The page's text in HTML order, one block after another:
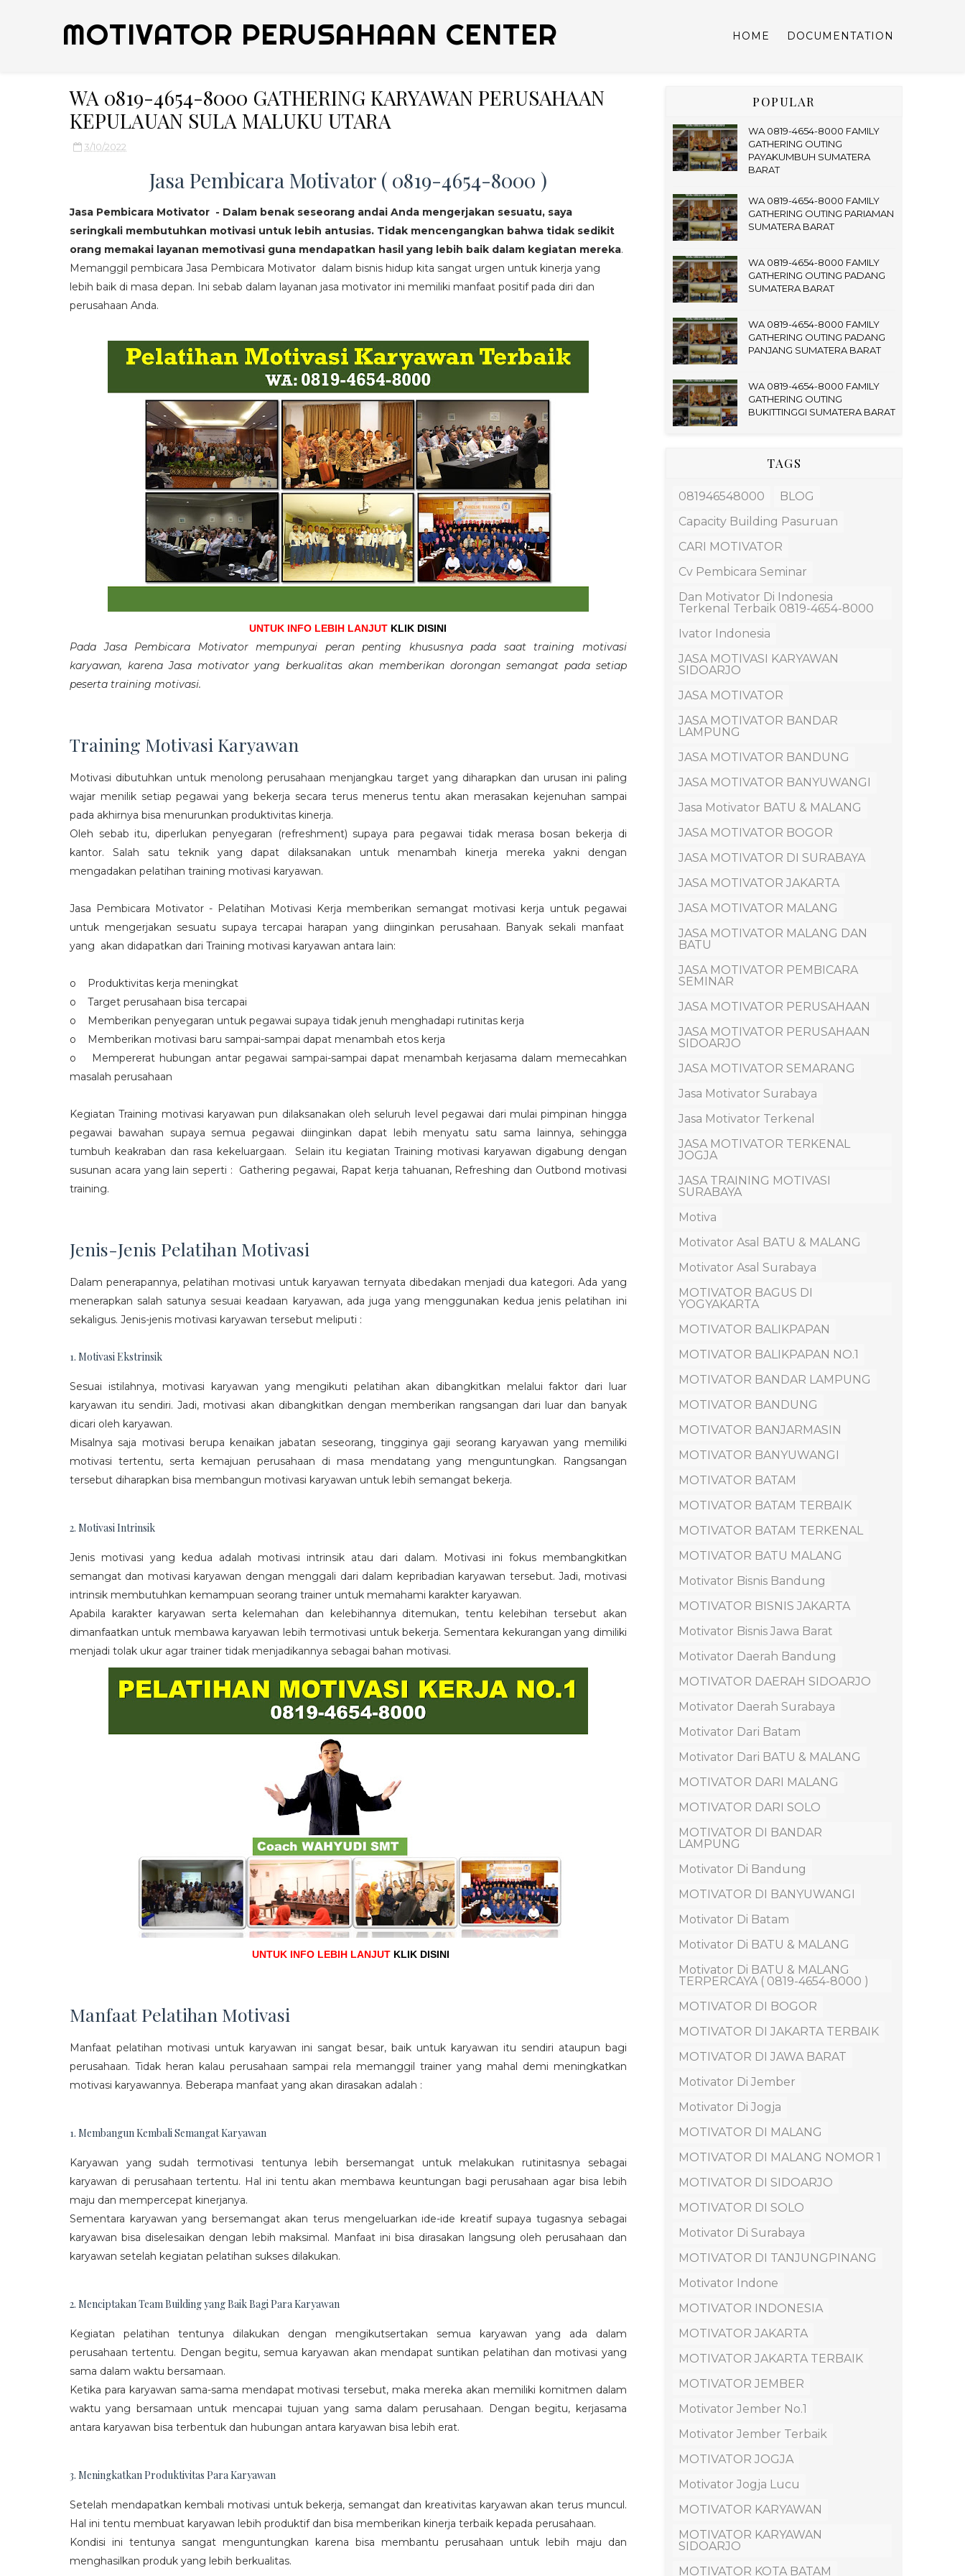
MOTIVATOR PERUSAHAAN CENTER HOME DOCUMENTATION
WA 0819-4654-8000 GATHERING KARYAWAN PERUSAHAAN
KEPULAUAN SULA MALUKU UTARA
3/10/2022
Jasa Pembicara Motivator ( 0819-4654-8000 )
Jasa Pembicara Motivator - Dalam benak seseorang andai Anda mengerjakan sesuatu, saya
seringkali membutuhkan motivasi untuk lebih antusias. Tidak mencengangkan bahwa tidak sedikit
orang memakai layanan memotivasi guna mendapatkan hasil yang lebih baik dalam kegiatan mereka.
Memanggil pembicara Jasa Pembicara Motivator dalam bisnis hidup kita sangat urgen untuk kinerja yang
lebih baik di masa depan. Ini sebab dalam layanan jasa motivator ini memiliki manfaat positif pada diri dan
perusahaan Anda.
UNTUK INFO LEBIH LANJUT KLIK DISINI
Pada Jasa Pembicara Motivator mempunyai peran penting khususnya pada saat training motivasi
karyawan, karena Jasa motivator yang berkualitas akan memberikan dorongan semangat pada setiap
peserta training motivasi.
Training Motivasi Karyawan
Motivasi dibutuhkan untuk menolong perusahaan menjangkau target yang diharapkan dan urusan ini paling
wajar menilik setiap pegawai yang bekerja secara terus menerus tentu akan merasakan kejenuhan sampai
pada akhirnya bisa menurunkan produktivitas kinerja.
Oleh sebab itu, diperlukan penyegaran (refreshment) supaya para pegawai tidak merasa bosan bekerja di
kantor. Salah satu teknik yang dapat dilaksanakan untuk menambah kinerja mereka yakni dengan
mengadakan pelatihan training motivasi karyawan.
Jasa Pembicara Motivator - Pelatihan Motivasi Kerja memberikan semangat motivasi kerja untuk pegawai
untuk mengerjakan sesuatu supaya tercapai harapan yang diinginkan perusahaan. Banyak sekali manfaat
yang akan didapatkan dari Training motivasi karyawan antara lain:
o Produktivitas kerja meningkat
o Target perusahaan bisa tercapai
o Memberikan penyegaran untuk pegawai supaya tidak jenuh menghadapi rutinitas kerja
o Memberikan motivasi baru sampai-sampai dapat menambah etos kerja
o Mempererat hubungan antar pegawai sampai-sampai dapat menambah kerjasama dalam memecahkan
masalah perusahaan
Kegiatan Training motivasi karyawan pun dilaksanakan oleh seluruh level pegawai dari mulai pimpinan hingga
pegawai bawahan supaya semua pegawai diinginkan dapat lebih menyatu satu sama lainnya, sehingga
tumbuh keakraban dan rasa kekeluargaan. Selain itu kegiatan Training motivasi karyawan digabung dengan
susunan acara yang lain seperti : Gathering pegawai, Rapat kerja tahuanan, Refreshing dan Outbond motivasi
training.
Jenis-Jenis Pelatihan Motivasi
Dalam penerapannya, pelatihan motivasi untuk karyawan ternyata dibedakan menjadi dua kategori. Ada yang
menerapkan salah satunya sesuai keadaan karyawan, ada juga yang menggunakan kedua jenis pelatihan ini
sekaligus. Jenis-jenis motivasi karyawan tersebut meliputi :
1. Motivasi Ekstrinsik
Sesuai istilahnya, motivasi karyawan yang mengikuti pelatihan akan dibangkitkan melalui faktor dari luar
karyawan itu sendiri. Jadi, motivasi akan dibangkitkan dengan memberikan rangsangan dari luar dan banyak
dicari oleh karyawan.
Misalnya saja motivasi berupa kenaikan jabatan seseorang, tingginya gaji seorang karyawan yang memiliki
motivasi tertentu, serta kemajuan perusahaan di masa mendatang yang menguntungkan. Rangsangan
tersebut diharapkan bisa membangun motivasi karyawan untuk lebih semangat bekerja.
2. Motivasi Intrinsik
Jenis motivasi yang kedua adalah motivasi intrinsik atau dari dalam. Motivasi ini fokus membangkitkan
semangat dan motivasi karyawan dengan menggali dari dalam kepribadian karyawan tersebut. Jadi, motivasi
intrinsik membutuhkan kemampuan seorang trainer untuk memahami karakter karyawan.
Apabila karakter karyawan serta kelemahan dan kelebihannya ditemukan, tentu kelebihan tersebut akan
dimanfaatkan untuk membawa karyawan lebih termotivasi untuk bekerja. Sementara kekurangan yang dimiliki
menjadi tolak ukur agar trainer tidak menjadikannya sebagai bahan motivasi.
UNTUK INFO LEBIH LANJUT KLIK DISINI
Manfaat Pelatihan Motivasi
Manfaat pelatihan motivasi untuk karyawan ini sangat besar, baik untuk karyawan itu sendiri ataupun bagi
perusahaan. Tidak heran kalau perusahaan sampai rela memanggil trainer yang mahal demi meningkatkan
motivasi karyawannya. Beberapa manfaat yang akan dirasakan adalah :
1. Membangun Kembali Semangat Karyawan
Karyawan yang sudah termotivasi tentunya lebih bersemangat untuk melakukan rutinitasnya sebagai
karyawan di perusahaan tertentu. Hal ini tentu akan membawa keuntungan bagi perusahaan agar bisa lebih
maju dan mempercepat kinerjanya.
Sementara karyawan yang bersemangat akan terus mengeluarkan ide-ide kreatif supaya tugasnya sebagai
karyawan bisa diselesaikan dengan lebih maksimal. Manfaat ini bisa dirasakan langsung oleh perusahaan dan
karyawan setelah kegiatan pelatihan sukses dilakukan.
2. Menciptakan Team Building yang Baik Bagi Para Karyawan
Kegiatan pelatihan tentunya dilakukan dengan mengikutsertakan semua karyawan yang ada dalam
perusahaan tertentu. Dengan begitu, semua karyawan akan mendapat suntikan pelatihan dan motivasi yang
sama dalam waktu bersamaan.
Ketika para karyawan sama-sama mendapat motivasi tersebut, maka mereka akan memiliki komitmen dalam
waktu yang bersamaan untuk mencapai tujuan yang sama dalam perusahaan. Dengan begitu, kerjasama
antara karyawan bisa terbentuk dan hubungan antara karyawan bisa lebih erat.
3. Meningkatkan Produktivitas Para Karyawan
Setelah mendapatkan kembali motivasi untuk bekerja, semangat dan kreativitas karyawan akan terus muncul.
Hal ini tentu membuat karyawan lebih produktif dan bisa memberikan kinerja terbaik kepada perusahaan.
Kondisi ini tentunya sangat menguntungkan karena bisa membantu perusahaan untuk lebih maju dan
menghasilkan produk yang lebih berkualitas.
POPULAR
WA 0819-4654-8000 FAMILY
GATHERING OUTING
PAYAKUMBUH SUMATERA
BARAT
WA 0819-4654-8000 FAMILY
GATHERING OUTING PARIAMAN
SUMATERA BARAT
WA 0819-4654-8000 FAMILY
GATHERING OUTING PADANG
SUMATERA BARAT
WA 0819-4654-8000 FAMILY
GATHERING OUTING PADANG
PANJANG SUMATERA BARAT
WA 0819-4654-8000 FAMILY
GATHERING OUTING
BUKITTINGGI SUMATERA BARAT
TAGS
081946548000
BLOG
Capacity Building Pasuruan
CARI MOTIVATOR
Cv Pembicara Seminar
Dan Motivator Di Indonesia
Terkenal Terbaik 0819-4654-8000
Ivator Indonesia
JASA MOTIVASI KARYAWAN
SIDOARJO
JASA MOTIVATOR
JASA MOTIVATOR BANDAR
LAMPUNG
JASA MOTIVATOR BANDUNG
JASA MOTIVATOR BANYUWANGI
Jasa Motivator BATU & MALANG
JASA MOTIVATOR BOGOR
JASA MOTIVATOR DI SURABAYA
JASA MOTIVATOR JAKARTA
JASA MOTIVATOR MALANG
JASA MOTIVATOR MALANG DAN
BATU
JASA MOTIVATOR PEMBICARA
SEMINAR
JASA MOTIVATOR PERUSAHAAN
JASA MOTIVATOR PERUSAHAAN
SIDOARJO
JASA MOTIVATOR SEMARANG
Jasa Motivator Surabaya
Jasa Motivator Terkenal
JASA MOTIVATOR TERKENAL
JOGJA
JASA TRAINING MOTIVASI
SURABAYA
Motiva
Motivator Asal BATU & MALANG
Motivator Asal Surabaya
MOTIVATOR BAGUS DI
YOGYAKARTA
MOTIVATOR BALIKPAPAN
MOTIVATOR BALIKPAPAN NO.1
MOTIVATOR BANDAR LAMPUNG
MOTIVATOR BANDUNG
MOTIVATOR BANJARMASIN
MOTIVATOR BANYUWANGI
MOTIVATOR BATAM
MOTIVATOR BATAM TERBAIK
MOTIVATOR BATAM TERKENAL
MOTIVATOR BATU MALANG
Motivator Bisnis Bandung
MOTIVATOR BISNIS JAKARTA
Motivator Bisnis Jawa Barat
Motivator Daerah Bandung
MOTIVATOR DAERAH SIDOARJO
Motivator Daerah Surabaya
Motivator Dari Batam
Motivator Dari BATU & MALANG
MOTIVATOR DARI MALANG
MOTIVATOR DARI SOLO
MOTIVATOR DI BANDAR
LAMPUNG
Motivator Di Bandung
MOTIVATOR DI BANYUWANGI
Motivator Di Batam
Motivator Di BATU & MALANG
Motivator Di BATU & MALANG
TERPERCAYA ( 0819-4654-8000 )
MOTIVATOR DI BOGOR
MOTIVATOR DI JAKARTA TERBAIK
MOTIVATOR DI JAWA BARAT
Motivator Di Jember
Motivator Di Jogja
MOTIVATOR DI MALANG
MOTIVATOR DI MALANG NOMOR 1
MOTIVATOR DI SIDOARJO
MOTIVATOR DI SOLO
Motivator Di Surabaya
MOTIVATOR DI TANJUNGPINANG
Motivator Indone
MOTIVATOR INDONESIA
MOTIVATOR JAKARTA
MOTIVATOR JAKARTA TERBAIK
MOTIVATOR JEMBER
Motivator Jember No.1
Motivator Jember Terbaik
MOTIVATOR JOGJA
Motivator Jogja Lucu
MOTIVATOR KARYAWAN
MOTIVATOR KARYAWAN
SIDOARJO
MOTIVATOR KOTA BATAM